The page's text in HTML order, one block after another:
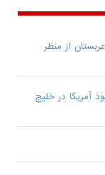
از منظر
آمریکا در خلیج